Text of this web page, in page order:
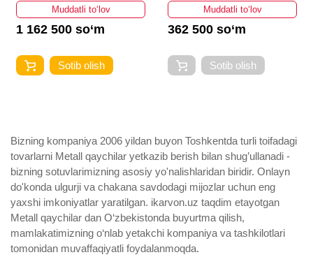
Muddatli to‘lov
1 162 500 so‘m
Sotib olish
Muddatli to‘lov
362 500 so‘m
Sotib olish
Bizning kompaniya 2006 yildan buyon Toshkentda turli toifadagi
tovarlarni Metall qaychilar yetkazib berish bilan shug’ullanadi ­
bizning sotuvlarimizning asosiy yo'nalishlaridan biridir. Onlayn
do'konda ulgurji va chakana savdodagi mijozlar uchun eng
yaxshi imkoniyatlar yaratilgan. ikarvon.uz taqdim etayotgan
Metall qaychilar dan O‘zbekistonda buyurtma qilish,
mamlakatimizning o‘nlab yetakchi kompaniya va tashkilotlari
tomonidan muvaffaqiyatli foydalanmoqda.